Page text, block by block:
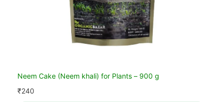
Neem Cake (Neem khali) for Plants – 900 g
₹240